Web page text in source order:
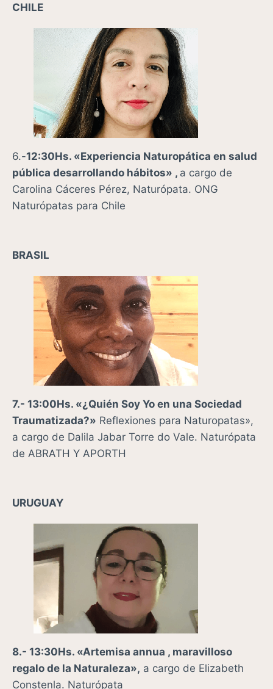
CHILE
6.-12:30Hs. «Experiencia Naturopática en salud
pública desarrollando hábitos» , a cargo de
Carolina Cáceres Pérez, Naturópata. ONG
Naturópatas para Chile
BRASIL
7.- 13:00Hs. «¿Quién Soy Yo en una Sociedad
Traumatizada?» Reflexiones para Naturopatas»,
a cargo de Dalila Jabar Torre do Vale. Naturópata
de ABRATH Y APORTH
URUGUAY
8.- 13:30Hs. «Artemisa annua , maravilloso
regalo de la Naturaleza», a cargo de Elizabeth
Constenla. Naturópata